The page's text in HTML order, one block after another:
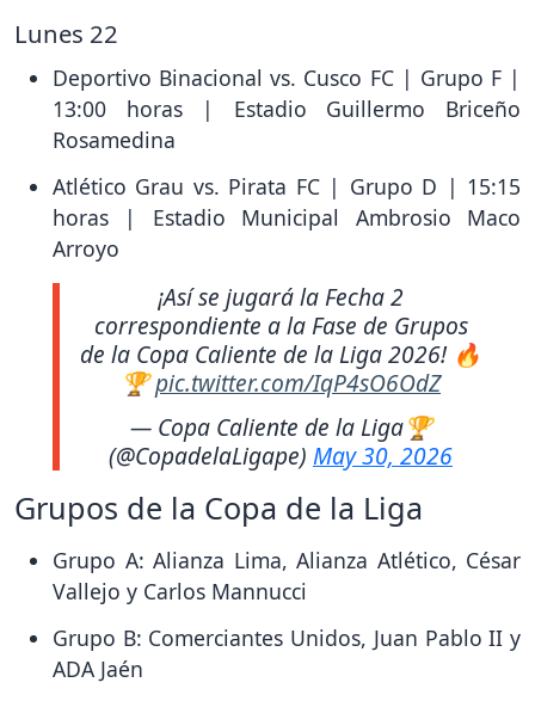
Lunes 22
Deportivo Binacional vs. Cusco FC | Grupo F |
13:00 horas | Estadio Guillermo Briceño
Rosamedina
Atlético Grau vs. Pirata FC | Grupo D | 15:15
horas | Estadio Municipal Ambrosio Maco
Arroyo
¡Así se jugará la Fecha 2
correspondiente a la Fase de Grupos
de la Copa Caliente de la Liga 2026! 🔥
🏆pic.twitter.com/IqP4sO6OdZ
— Copa Caliente de la Liga🏆
(@CopadelaLigape) May 30, 2026
Grupos de la Copa de la Liga
Grupo A: Alianza Lima, Alianza Atlético, César
Vallejo y Carlos Mannucci
Grupo B: Comerciantes Unidos, Juan Pablo II y
ADA Jaén